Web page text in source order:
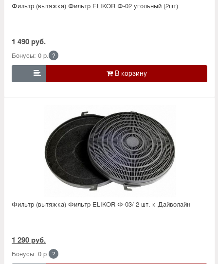
Фильтр (вытяжка) Фильтр ELIKOR Ф-02 угольный (2шт)
1 490 руб.
Бонусы: 0 р. ?

Фильтр (вытяжка) Фильтр ELIKOR Ф-03/ 2 шт. к Дайволайн
1 290 руб.
Бонусы: 0 р. ?